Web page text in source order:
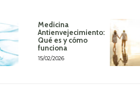
Medicina
Antienvejecimiento:
Qué es y cómo
funciona
15/02/2026